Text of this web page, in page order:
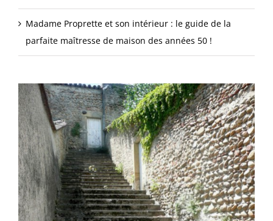
Madame Proprette et son intérieur : le guide de la
parfaite maîtresse de maison des années 50 !